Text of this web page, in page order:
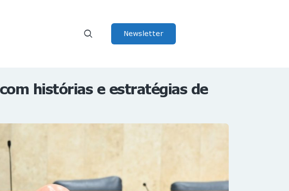
Newsletter
histórias e estratégias de